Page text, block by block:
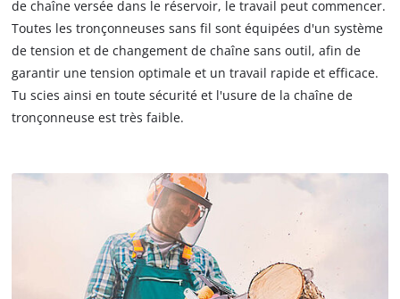
de chaîne versée dans le réservoir, le travail peut commencer.
Toutes les tronçonneuses sans fil sont équipées d'un système
de tension et de changement de chaîne sans outil, afin de
garantir une tension optimale et un travail rapide et efficace.
Tu scies ainsi en toute sécurité et l'usure de la chaîne de
tronçonneuse est très faible.